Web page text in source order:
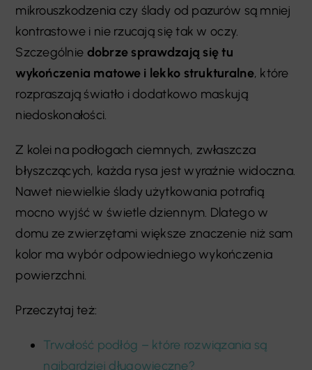
mikrouszkodzenia czy ślady od pazurów są mniej
kontrastowe i nie rzucają się tak w oczy.
Szczególnie dobrze sprawdzają się tu
wykończenia matowe i lekko strukturalne, które
rozpraszają światło i dodatkowo maskują
niedoskonałości.
Z kolei na podłogach ciemnych, zwłaszcza
błyszczących, każda rysa jest wyraźnie widoczna.
Nawet niewielkie ślady użytkowania potrafią
mocno wyjść w świetle dziennym. Dlatego w
domu ze zwierzętami większe znaczenie niż sam
kolor ma wybór odpowiedniego wykończenia
powierzchni.
Przeczytaj też:
Trwałość podłóg – które rozwiązania są
najbardziej długowieczne?